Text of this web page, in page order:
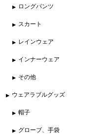
ロングパンツ
スカート
レインウェア
インナーウェア
その他
ウェアラブルグッズ
帽子
グローブ、手袋